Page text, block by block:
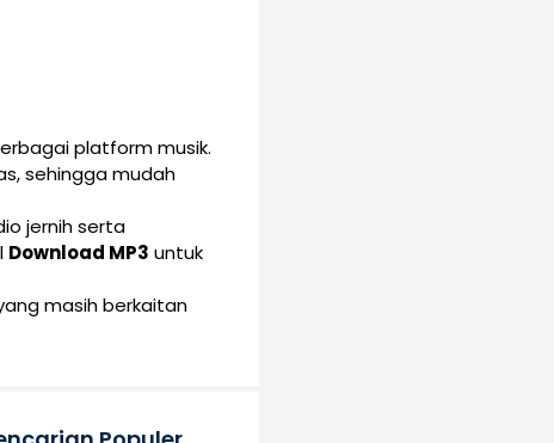
platform musik.
sehingga mudah
jernih serta
Download MP3 untuk
masih berkaitan